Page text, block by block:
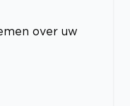
over uw